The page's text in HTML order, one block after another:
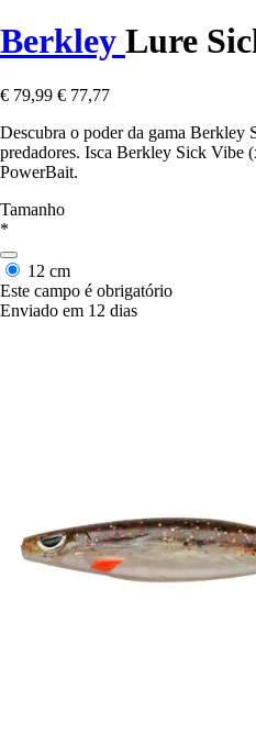
Berkley Lure
€ 79,99 € 77,77
Descubra o poder da gama Berkley
predadores. Isca Berkley Sick Vibe
PowerBait.
Tamanho
*
12 cm
Este campo é obrigatório
Enviado em 12 dias